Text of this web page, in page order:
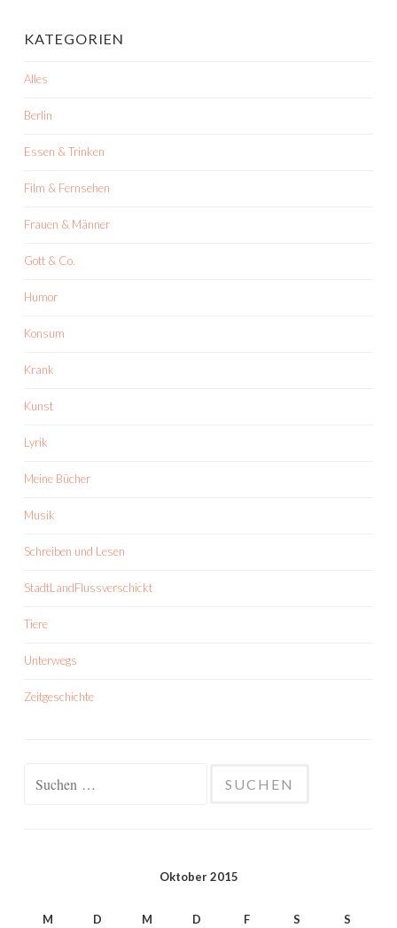
KATEGORIEN
Alles
Berlin
Essen & Trinken
Film & Fernsehen
Frauen & Männer
Gott & Co.
Humor
Konsum
Krank
Kunst
Lyrik
Meine Bücher
Musik
Schreiben und Lesen
StadtLandFlussverschickt
Tiere
Unterwegs
Zeitgeschichte
Oktober 2015
M D M D F S S